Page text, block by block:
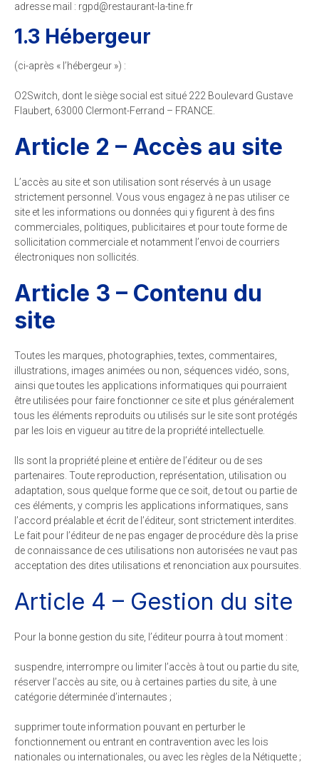
adresse mail : rf.enit-al-tnaruatser@dpgr
1.3 Hébergeur
(ci-après « l’hébergeur ») :
O2Switch, dont le siège social est situé 222 Boulevard Gustave
Flaubert, 63000 Clermont-Ferrand – FRANCE.
Article 2 – Accès au site
L’accès au site et son utilisation sont réservés à un usage
strictement personnel. Vous vous engagez à ne pas utiliser ce
site et les informations ou données qui y figurent à des fins
commerciales, politiques, publicitaires et pour toute forme de
sollicitation commerciale et notamment l’envoi de courriers
électroniques non sollicités.
Article 3 – Contenu du
site
Toutes les marques, photographies, textes, commentaires,
illustrations, images animées ou non, séquences vidéo, sons,
ainsi que toutes les applications informatiques qui pourraient
être utilisées pour faire fonctionner ce site et plus généralement
tous les éléments reproduits ou utilisés sur le site sont protégés
par les lois en vigueur au titre de la propriété intellectuelle.
Ils sont la propriété pleine et entière de l’éditeur ou de ses
partenaires. Toute reproduction, représentation, utilisation ou
adaptation, sous quelque forme que ce soit, de tout ou partie de
ces éléments, y compris les applications informatiques, sans
l’accord préalable et écrit de l’éditeur, sont strictement interdites.
Le fait pour l’éditeur de ne pas engager de procédure dès la prise
de connaissance de ces utilisations non autorisées ne vaut pas
acceptation des dites utilisations et renonciation aux poursuites.
Article 4 – Gestion du site
Pour la bonne gestion du site, l’éditeur pourra à tout moment :
suspendre, interrompre ou limiter l’accès à tout ou partie du site,
réserver l’accès au site, ou à certaines parties du site, à une
catégorie déterminée d’internautes ;
supprimer toute information pouvant en perturber le
fonctionnement ou entrant en contravention avec les lois
nationales ou internationales, ou avec les règles de la Nétiquette ;